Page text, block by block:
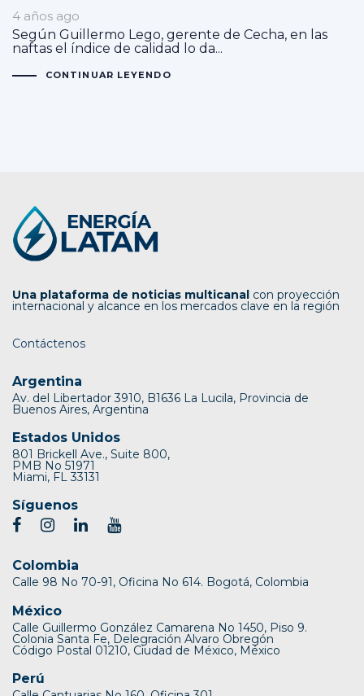
4 años ago
Según Guillermo Lego, gerente de Cecha, en las
naftas el índice de calidad lo da...
CONTINUAR LEYENDO
Una plataforma de noticias multicanal con proyección
internacional y alcance en los mercados clave en la región
Contáctenos
Argentina
Av. del Libertador 3910, B1636 La Lucila, Provincia de
Buenos Aires, Argentina
Estados Unidos
801 Brickell Ave., Suite 800,
PMB No 51971
Miami, FL 33131
Síguenos
Colombia
Calle 98 No 70-91, Oficina No 614. Bogotá, Colombia
México
Calle Guillermo González Camarena No 1450, Piso 9.
Colonia Santa Fe, Delegración Alvaro Obregón
Código Postal 01210, Ciudad de México, México
Perú